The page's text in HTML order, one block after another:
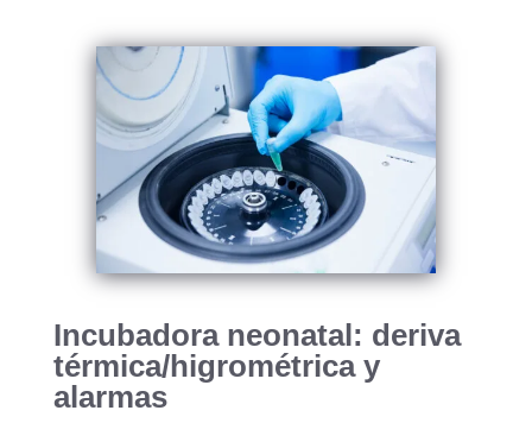
Incubadora neonatal: deriva
térmica/higrométrica y
alarmas